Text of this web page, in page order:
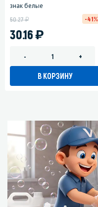
знак белые
30.16)
50.27у -41%
- +
В КОРЗИНУ